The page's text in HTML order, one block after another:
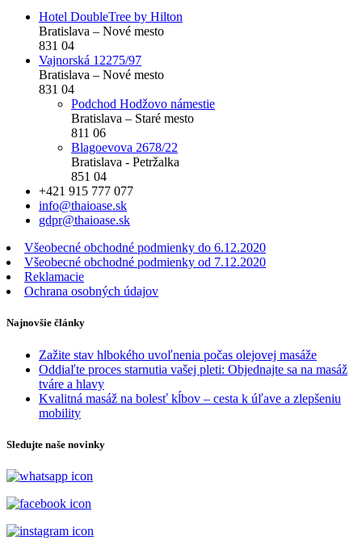
Hotel DoubleTree by Hilton
Bratislava – Nové mesto
831 04
Vajnorská 12275/97
Bratislava – Nové mesto
831 04
Podchod Hodžovo námestie
Bratislava – Staré mesto
811 06
Blagoevova 2678/22
Bratislava - Petržalka
851 04
+421 915 777 077
info@thaioase.sk
gdpr@thaioase.sk
Všeobecné obchodné podmienky do 6.12.2020
Všeobecné obchodné podmienky od 7.12.2020
Reklamacie
Ochrana osobných údajov
Najnovšie články
Zažite stav hlbokého uvoľnenia počas olejovej masáže
Oddiaľte proces starnutia vašej pleti: Objednajte sa na masáž
tváre a hlavy
Kvalitná masáž na bolesť kĺbov – cesta k úľave a zlepšeniu
mobility
Sledujte naše novinky